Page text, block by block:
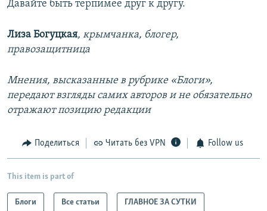
Давайте быть терпимее друг к другу.
Лиза Богуцкая, крымчанка, блогер,
правозащитница
Мнения, высказанные в рубрике «Блоги»,
передают взгляды самих авторов и не обязательно
отражают позицию редакции
Поделиться Читать без VPN Follow us
This item is part of
Блоги Все статьи ГЛАВНОЕ ЗА СУТКИ